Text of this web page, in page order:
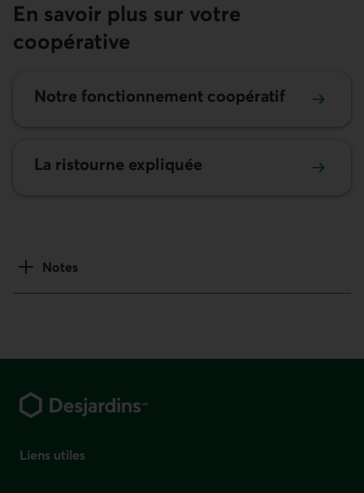
En savoir plus sur votre
coopérative
Notre fonctionne­ment coopératif
En savoir plus sur notre fonctionnement coopératif.
La ristourne expliquée
En savoir plus sur la ristourne.
Notes
Liens utiles